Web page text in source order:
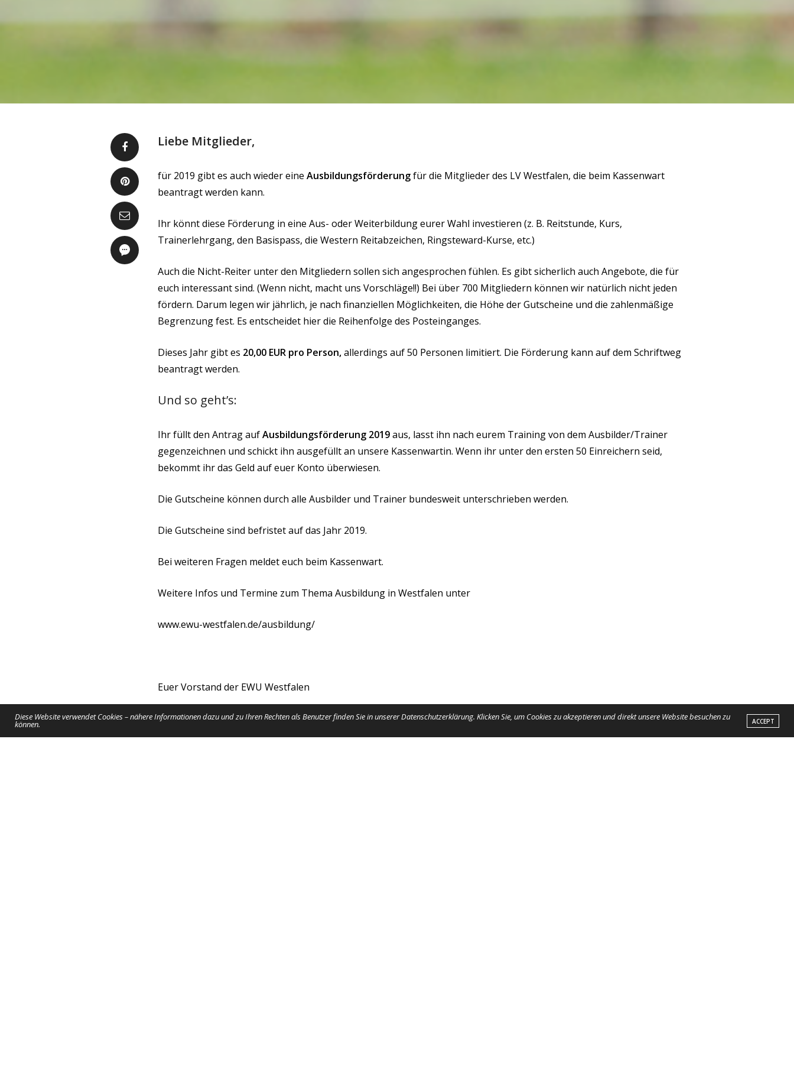
Liebe Mitglieder,
für 2019 gibt es auch wieder eine Ausbildungsförderungfür die Mitglieder des LV Westfalen, die beim Kassenwart
beantragt werden kann.
Ihr könnt diese Förderung in eine Aus- oder Weiterbildung eurer Wahl investieren (z. B. Reitstunde, Kurs,
Trainerlehrgang, den Basispass, die Western Reitabzeichen, Ringsteward-Kurse, etc.)
Auch die Nicht-Reiter unter den Mitgliedern sollen sich angesprochen fühlen. Es gibt sicherlich auch Angebote, die für
euch interessant sind. (Wenn nicht, macht uns Vorschläge!!) Bei über 700 Mitgliedern können wir natürlich nicht jeden
fördern. Darum legen wir jährlich, je nach finanziellen Möglichkeiten, die Höhe der Gutscheine und die zahlenmäßige
Begrenzung fest. Es entscheidet hier die Reihenfolge des Posteinganges.
Dieses Jahr gibt es 20,00 EUR pro Person,allerdings auf 50 Personen limitiert. Die Förderung kann auf dem Schriftweg
beantragt werden.
Und so geht’s:
Ihr füllt den Antrag aufAusbildungsförderung 2019aus, lasst ihn nach eurem Training von dem Ausbilder/Trainer
gegenzeichnen und schickt ihn ausgefüllt an unsere Kassenwartin. Wenn ihr unter den ersten 50 Einreichern seid,
bekommt ihr das Geld auf euer Konto überwiesen.
Die Gutscheine können durch alle Ausbilder und Trainer bundesweit unterschrieben werden.
Die Gutscheine sind befristet auf das Jahr 2019.
Bei weiteren Fragen meldet euch beim Kassenwart.
Weitere Infos und Termine zum Thema Ausbildung in Westfalen unter
www.ewu-westfalen.de/ausbildung/
Euer Vorstand der EWU Westfalen
Foto: Anna Luong Van
Diese Website verwendet Cookies – nähere Informationen dazu und zu Ihren Rechten als Benutzer finden Sie in unserer Datenschutzerklärung. Klicken Sie, um Cookies zu akzeptieren und direkt unsere Website besuchen zu
können. ACCEPT